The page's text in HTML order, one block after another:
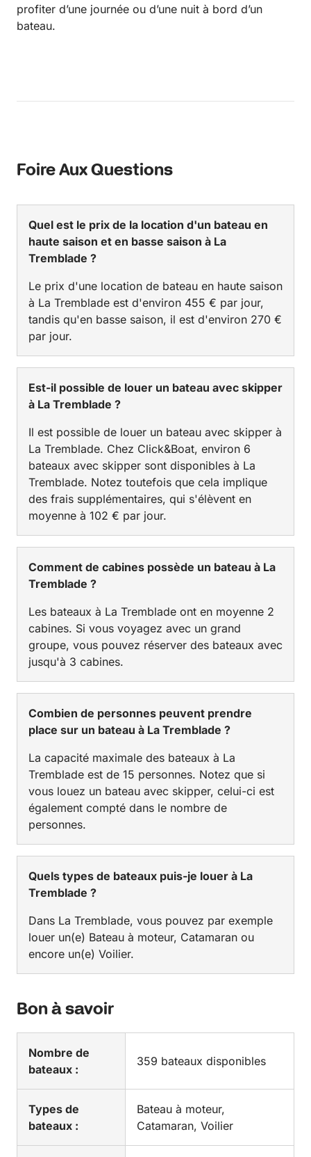
profiter d’une journée ou d’une nuit à bord d’un
bateau.
Foire Aux Questions
Quel est le prix de la location d'un bateau en
haute saison et en basse saison à La
Tremblade ?
Le prix d'une location de bateau en haute saison
à La Tremblade est d'environ 455 € par jour,
tandis qu'en basse saison, il est d'environ 270 €
par jour.
Est-il possible de louer un bateau avec skipper
à La Tremblade ?
Il est possible de louer un bateau avec skipper à
La Tremblade. Chez Click&Boat, environ 6
bateaux avec skipper sont disponibles à La
Tremblade. Notez toutefois que cela implique
des frais supplémentaires, qui s'élèvent en
moyenne à 102 € par jour.
Comment de cabines possède un bateau à La
Tremblade ?
Les bateaux à La Tremblade ont en moyenne 2
cabines. Si vous voyagez avec un grand
groupe, vous pouvez réserver des bateaux avec
jusqu'à 3 cabines.
Combien de personnes peuvent prendre
place sur un bateau à La Tremblade ?
La capacité maximale des bateaux à La
Tremblade est de 15 personnes. Notez que si
vous louez un bateau avec skipper, celui-ci est
également compté dans le nombre de
personnes.
Quels types de bateaux puis-je louer à La
Tremblade ?
Dans La Tremblade, vous pouvez par exemple
louer un(e) Bateau à moteur, Catamaran ou
encore un(e) Voilier.
Bon à savoir
Nombre de
bateaux :
359 bateaux disponibles
Types de
bateaux :
Bateau à moteur,
Catamaran, Voilier